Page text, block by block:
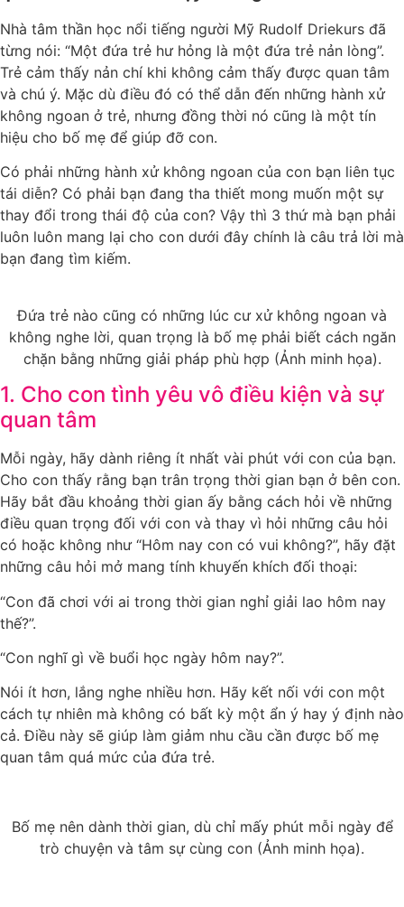
Nhà tâm thần học nổi tiếng người Mỹ Rudolf Driekurs đã
từng nói: “Một đứa trẻ hư hỏng là một đứa trẻ nản lòng”.
Trẻ cảm thấy nản chí khi không cảm thấy được quan tâm
và chú ý. Mặc dù điều đó có thể dẫn đến những hành xử
không ngoan ở trẻ, nhưng đồng thời nó cũng là một tín
hiệu cho bố mẹ để giúp đỡ con.
Có phải những hành xử không ngoan của con bạn liên tục
tái diễn? Có phải bạn đang tha thiết mong muốn một sự
thay đổi trong thái độ của con? Vậy thì 3 thứ mà bạn phải
luôn luôn mang lại cho con dưới đây chính là câu trả lời mà
bạn đang tìm kiếm.
Đứa trẻ nào cũng có những lúc cư xử không ngoan và
không nghe lời, quan trọng là bố mẹ phải biết cách ngăn
chặn bằng những giải pháp phù hợp (Ảnh minh họa).
1. Cho con tình yêu vô điều kiện và sự
quan tâm
Mỗi ngày, hãy dành riêng ít nhất vài phút với con của bạn.
Cho con thấy rằng bạn trân trọng thời gian bạn ở bên con.
Hãy bắt đầu khoảng thời gian ấy bằng cách hỏi về những
điều quan trọng đối với con và thay vì hỏi những câu hỏi
có hoặc không như “Hôm nay con có vui không?”, hãy đặt
những câu hỏi mở mang tính khuyến khích đối thoại:
“Con đã chơi với ai trong thời gian nghỉ giải lao hôm nay
thế?”.
“Con nghĩ gì về buổi học ngày hôm nay?”.
Nói ít hơn, lắng nghe nhiều hơn. Hãy kết nối với con một
cách tự nhiên mà không có bất kỳ một ẩn ý hay ý định nào
cả. Điều này sẽ giúp làm giảm nhu cầu cần được bố mẹ
quan tâm quá mức của đứa trẻ.
Bố mẹ nên dành thời gian, dù chỉ mấy phút mỗi ngày để
trò chuyện và tâm sự cùng con (Ảnh minh họa).